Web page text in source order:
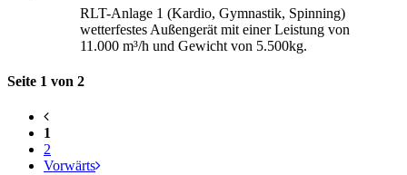
RLT-Anlage 1 (Kardio, Gymnastik, Spinning)
wetterfestes Außengerät mit einer Leistung von
11.000 m³/h und Gewicht von 5.500kg.
Seite 1 von 2
1
2
Vorwärts